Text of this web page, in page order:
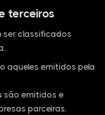
terceiros
ser classificados
aqueles emitidos pela
são emitidos e
parceiras.